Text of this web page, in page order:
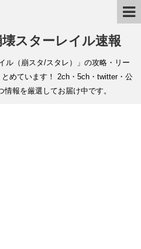
スターレイル速報
ル（崩スタ/スタレ）」の攻略・リー
めています！ 2ch・5ch・twitter・公
報を厳選してお届け中です。